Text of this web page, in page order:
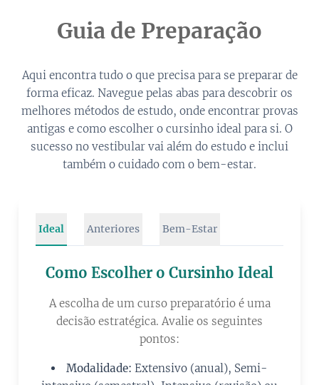
Guia de Preparação
Aqui encontra tudo o que precisa para se preparar de
forma eficaz. Navegue pelas abas para descobrir os
melhores métodos de estudo, onde encontrar provas
antigas e como escolher o cursinho ideal para si. O
sucesso no vestibular vai além do estudo e inclui
também o cuidado com o bem-estar.
Ideal Anteriores Bem-Estar
Como Escolher o Cursinho Ideal
A escolha de um curso preparatório é uma
decisão estratégica. Avalie os seguintes
pontos:
Modalidade: Extensivo (anual), Semi-